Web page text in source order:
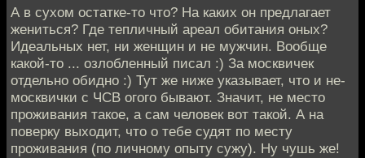
А в сухом остатке-то что? На каких он предлагает
жениться? Где тепличный ареал обитания оных?
Идеальных нет, ни женщин и не мужчин. Вообще
какой-то ... озлобленный писал :) За москвичек
отдельно обидно :) Тут же ниже указывает, что и не-
москвички с ЧСВ огого бывают. Значит, не место
проживания такое, а сам человек вот такой. А на
поверку выходит, что о тебе судят по месту
проживания (по личному опыту сужу). Ну чушь же!